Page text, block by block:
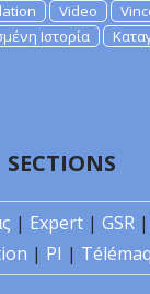
Video
Ιστορία
SECTIONS
| Expert| GSR|
| PI |